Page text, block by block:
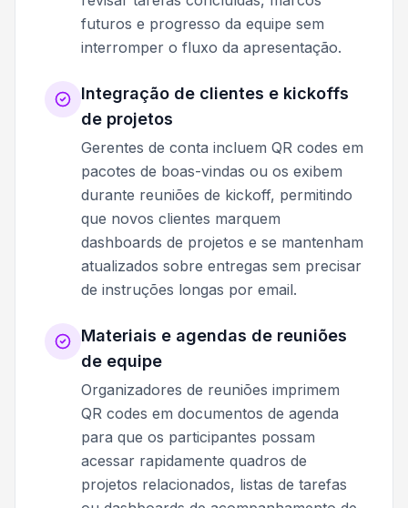
futuros e progresso da equipe sem
interromper o fluxo da apresentação.
Integração de clientes e kickoffs
de projetos
Gerentes de conta incluem QR codes em
pacotes de boas-vindas ou os exibem
durante reuniões de kickoff, permitindo
que novos clientes marquem
dashboards de projetos e se mantenham
atualizados sobre entregas sem precisar
de instruções longas por email.
Materiais e agendas de reuniões
de equipe
Organizadores de reuniões imprimem
QR codes em documentos de agenda
para que os participantes possam
acessar rapidamente quadros de
projetos relacionados, listas de tarefas